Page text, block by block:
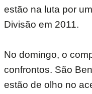
estão na luta por
Divisão em 2011.
No domingo, o
confrontos. São
estão de olho no